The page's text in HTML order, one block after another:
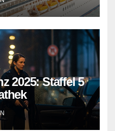
2025: Staffel 5